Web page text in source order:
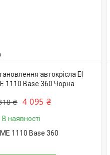
автокрісла El
1110 Base 360 Чорна
₴ 4 095 ₴
В наявності
ME 1110 Base 360